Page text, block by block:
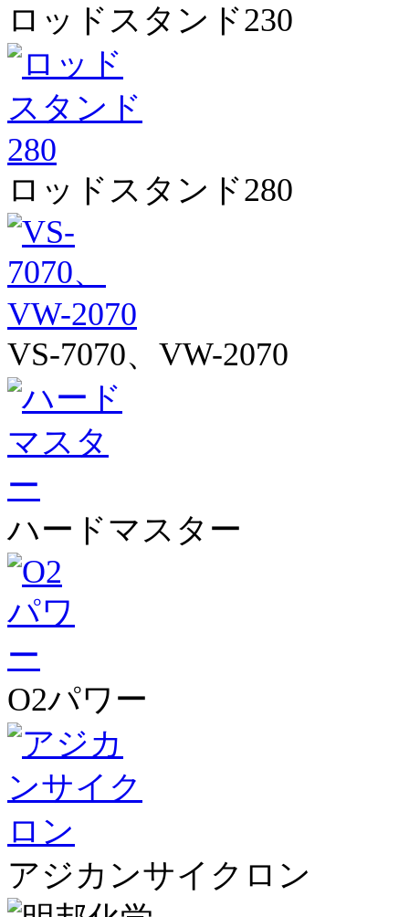
ロッドスタンド230
ロッドスタンド280
VS-7070、VW-2070
ハードマスター
O2パワー
アジカンサイクロン